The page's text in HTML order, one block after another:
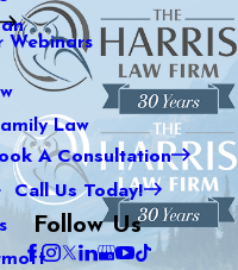
Webinars
Law
A Consultation
Call Us Today!
Follow Us